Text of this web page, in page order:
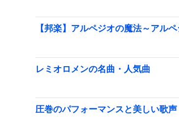
【邦楽】アルペジオの魔法～アル
レミオロメンの名曲・人気曲
圧巻のパフォーマンスと美しい歌